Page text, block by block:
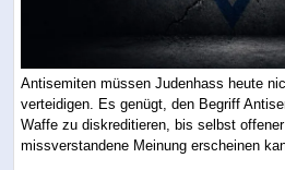
Antisemiten müssen Judenhass heute
verteidigen. Es genügt, den Begriff
Waffe zu diskreditieren, bis selbst
missverstandene Meinung erscheinen